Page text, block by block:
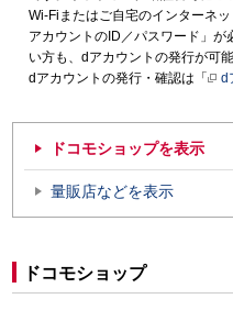
Wi-Fiまたはご自宅のインターネ
アカウントのID／パスワード」
い方も、dアカウントの発行が可能
dアカウントの発行・確認は「
d
ドコモショップを表示
量販店などを表示
ドコモショップ